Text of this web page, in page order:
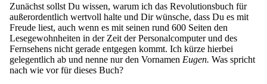
Zunächst sollst Du wissen, warum ich das Revolutionsbuch für
außerordentlich wertvoll halte und Dir wünsche, dass Du es mit
Freude liest, auch wenn es mit seinen rund 600 Seiten den
Lesegewohnheiten in der Zeit der Personalcomputer und des
Fernsehens nicht gerade entgegen kommt. Ich kürze hierbei
gelegentlich ab und nenne nur den Vornamen Eugen. Was spricht
nach wie vor für dieses Buch?